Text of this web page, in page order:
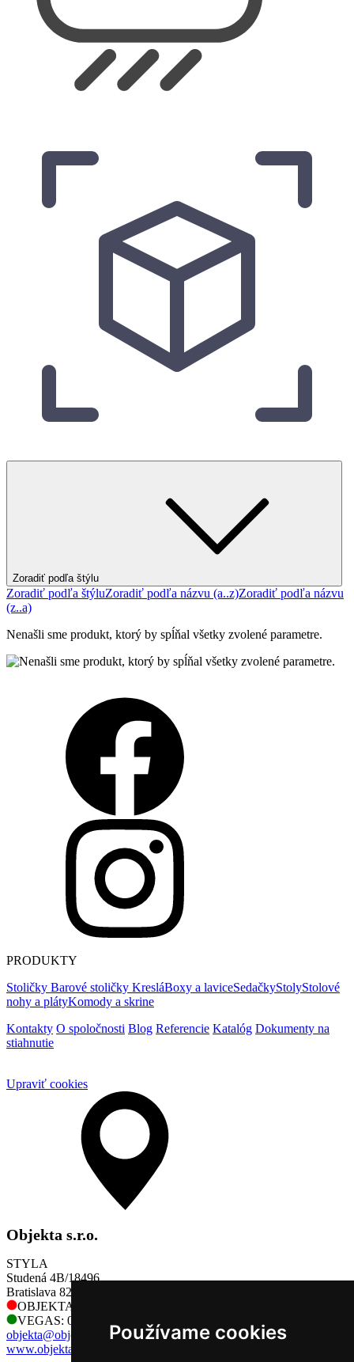
Používame cookies
Zoradiť podľa štýlu
Zoradiť podľa štýluZoradiť podľa názvu (a..z)Zoradiť podľa názvu
(z..a)
Nenašli sme produkt, ktorý by spĺňal všetky zvolené parametre.
PRODUKTY
Stoličky Barové stoličky KresláBoxy a laviceSedačkyStolyStolové
nohy a plátyKomody a skrine
Kontakty O spoločnosti Blog Referencie Katalóg Dokumenty na
stiahnutie
Upraviť cookies
Objekta s.r.o.
STYLA
Studená 4B/18496
Bratislava 821 04
OBJEKTA: 0905 730 128
VEGAS: 0905 730 128
objekta@objekta.sk
www.objekta.sk